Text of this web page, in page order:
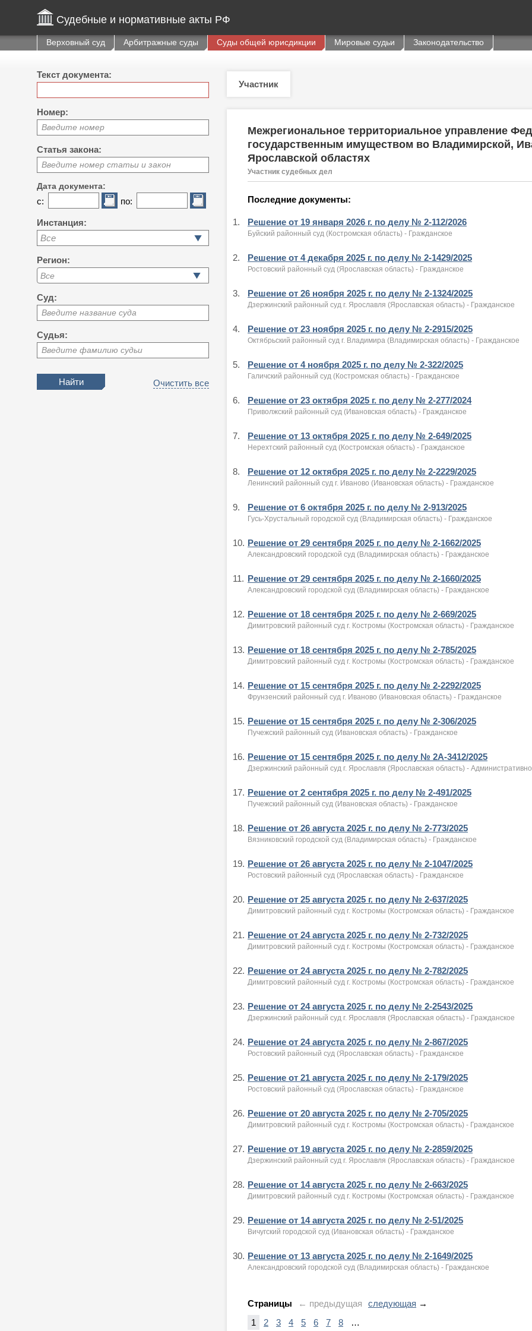
Судебные и нормативные акты РФ
Верховный суд Арбитражные суды Суды общей юрисдикции Мировые судьи Законодательство
Текст документа:
Номер:
Введите номер
Статья закона:
Введите номер статьи и закон
Дата документа:
с: по:
Инстанция:
Все
Регион:
Суд:
Введите название суда
Судья:
Введите фамилию судьи
Очистить все
Участник
Межрегиональное территориальное управление
государственным имуществом во Владимирской,
Ярославской областях
Участник судебных дел
Последние документы:
1. Решение от 19 января 2026 г. по делу № 2-112/2026
Буйский районный суд (Костромская область) - Гражданское
2. Решение от 4 декабря 2025 г. по делу № 2-1429/2025
Ростовский районный суд (Ярославская область) - Гражданское
3. Решение от 26 ноября 2025 г. по делу № 2-1324/2025
Дзержинский районный суд г. Ярославля (Ярославская область) - Гражданское
4. Решение от 23 ноября 2025 г. по делу № 2-2915/2025
Октябрьский районный суд г. Владимира (Владимирская область) - Гражданское
5. Решение от 4 ноября 2025 г. по делу № 2-322/2025
Галичский районный суд (Костромская область) - Гражданское
6. Решение от 23 октября 2025 г. по делу № 2-277/2024
Приволжский районный суд (Ивановская область) - Гражданское
7. Решение от 13 октября 2025 г. по делу № 2-649/2025
Нерехтский районный суд (Костромская область) - Гражданское
8. Решение от 12 октября 2025 г. по делу № 2-2229/2025
Ленинский районный суд г. Иваново (Ивановская область) - Гражданское
9. Решение от 6 октября 2025 г. по делу № 2-913/2025
Гусь-Хрустальный городской суд (Владимирская область) - Гражданское
10. Решение от 29 сентября 2025 г. по делу № 2-1662/2025
Александровский городской суд (Владимирская область) - Гражданское
11. Решение от 29 сентября 2025 г. по делу № 2-1660/2025
Александровский городской суд (Владимирская область) - Гражданское
12. Решение от 18 сентября 2025 г. по делу № 2-669/2025
Димитровский районный суд г. Костромы (Костромская область) - Гражданское
13. Решение от 18 сентября 2025 г. по делу № 2-785/2025
Димитровский районный суд г. Костромы (Костромская область) - Гражданское
14. Решение от 15 сентября 2025 г. по делу № 2-2292/2025
Фрунзенский районный суд г. Иваново (Ивановская область) - Гражданское
15. Решение от 15 сентября 2025 г. по делу № 2-306/2025
Пучежский районный суд (Ивановская область) - Гражданское
16. Решение от 15 сентября 2025 г. по делу № 2А-3412/2025
Дзержинский районный суд г. Ярославля (Ярославская область) -
17. Решение от 2 сентября 2025 г. по делу № 2-491/2025
Пучежский районный суд (Ивановская область) - Гражданское
18. Решение от 26 августа 2025 г. по делу № 2-773/2025
Вязниковский городской суд (Владимирская область) - Гражданское
19. Решение от 26 августа 2025 г. по делу № 2-1047/2025
Ростовский районный суд (Ярославская область) - Гражданское
20. Решение от 25 августа 2025 г. по делу № 2-637/2025
Димитровский районный суд г. Костромы (Костромская область) - Гражданское
21. Решение от 24 августа 2025 г. по делу № 2-732/2025
Димитровский районный суд г. Костромы (Костромская область) - Гражданское
22. Решение от 24 августа 2025 г. по делу № 2-782/2025
Димитровский районный суд г. Костромы (Костромская область) - Гражданское
23. Решение от 24 августа 2025 г. по делу № 2-2543/2025
Дзержинский районный суд г. Ярославля (Ярославская область) - Гражданское
24. Решение от 24 августа 2025 г. по делу № 2-867/2025
Ростовский районный суд (Ярославская область) - Гражданское
25. Решение от 21 августа 2025 г. по делу № 2-179/2025
Ростовский районный суд (Ярославская область) - Гражданское
26. Решение от 20 августа 2025 г. по делу № 2-705/2025
Димитровский районный суд г. Костромы (Костромская область) - Гражданское
27. Решение от 19 августа 2025 г. по делу № 2-2859/2025
Дзержинский районный суд г. Ярославля (Ярославская область) - Гражданское
28. Решение от 14 августа 2025 г. по делу № 2-663/2025
Димитровский районный суд г. Костромы (Костромская область) - Гражданское
29. Решение от 14 августа 2025 г. по делу № 2-51/2025
Вичугский городской суд (Ивановская область) - Гражданское
30. Решение от 13 августа 2025 г. по делу № 2-1649/2025
Александровский городской суд (Владимирская область) - Гражданское
Страницы ← предыдущая следующая →
1
2 3 4 5 6 7 8 …